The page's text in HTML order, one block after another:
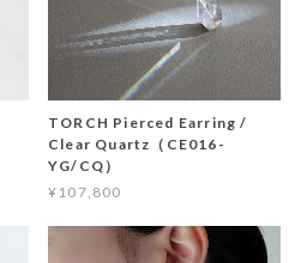
TORCH Pierced Earring /
Clear Quartz（CE016-
YG/CQ）
¥107,800